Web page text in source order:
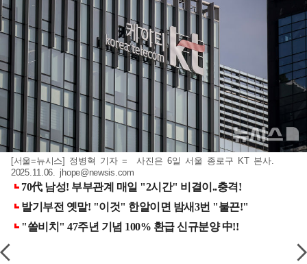
[서울=뉴시스] 정병혁 기자 = 사진은 6일 서울 종로구 KT 본사.
2025.11.06. jhope@newsis.com